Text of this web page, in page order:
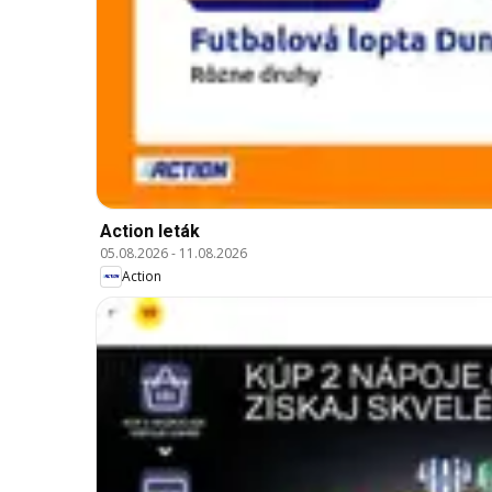
Action leták
05.08.2026- 11.08.2026
Action